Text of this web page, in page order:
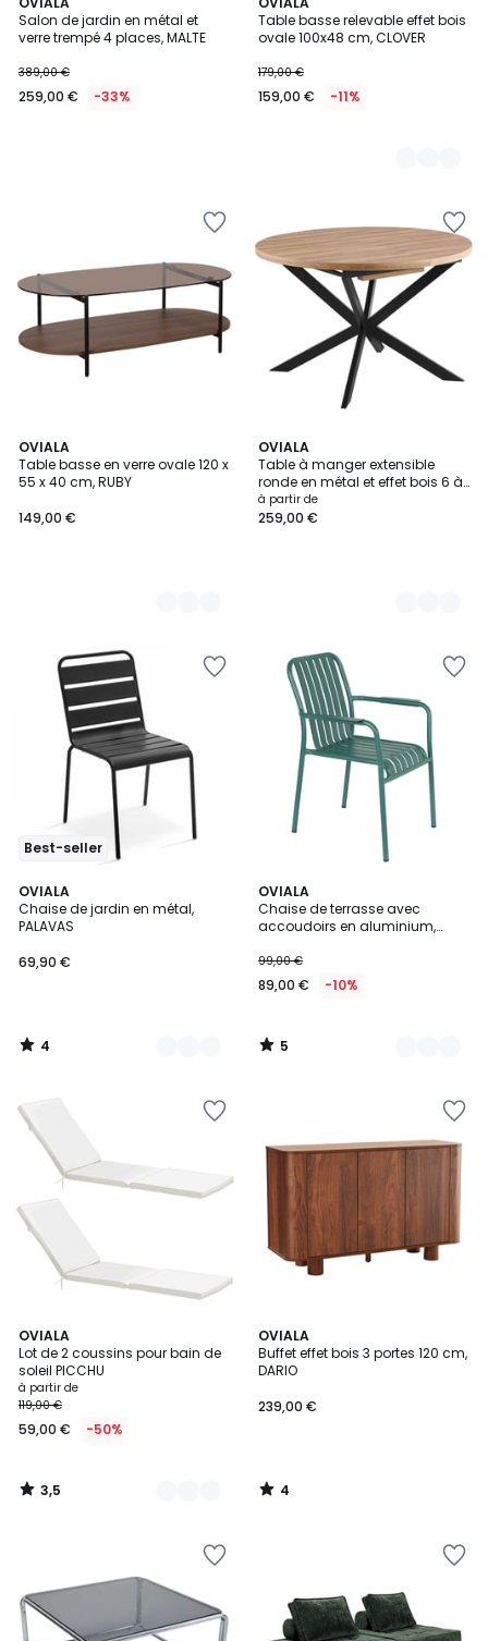
Salon de jardin en métal et
verre trempé 4 places, MALTE
389,00 €
259,00 € -33%
Table basse relevable effet bois
ovale 100x48 cm, CLOVER
179,00 €
159,00 € -11%
2
Couleurs
OVIALA
Table basse en verre ovale 120 x
55 x 40 cm, RUBY
149,00 €
2
Couleurs
OVIALA
Table à manger extensible
ronde en métal et effet bois 6 à
8 personnes, MARCIA
à partir de
259,00 €
2
Couleurs
Best-seller
OVIALA
Chaise de jardin en métal,
PALAVAS
69,90 €
4
/
5
13
Couleurs
4
/
OVIALA
Chaise de terrasse avec
accoudoirs en aluminium,
99,00 €
89,00 € -10%
5
/
5
3
Couleurs
5
/
OVIALA
Lot de 2 coussins pour bain de
soleil PICCHU
à partir de
119,00 €
59,00 € -50%
3,5
/ 5
5
Couleurs
3,5
/
OVIALA
Buffet effet bois 3 portes 120 cm,
DARIO
239,00 €
4
/
5
4
/